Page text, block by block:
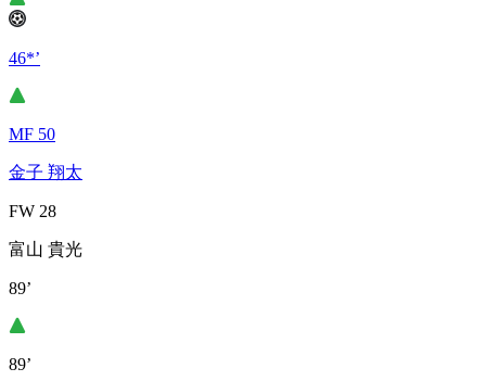
46*’
MF 50
金子 翔太
FW 28
富山 貴光
89’
89’